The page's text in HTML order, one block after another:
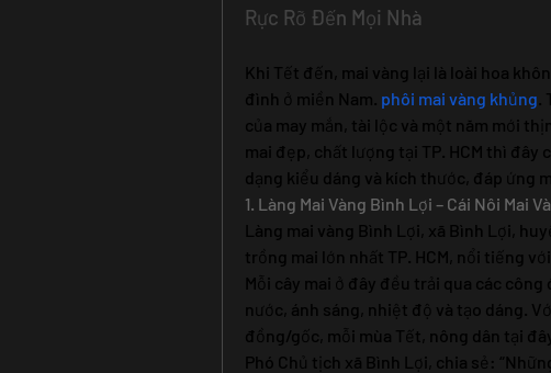
Rực Rỡ Đến Mọi Nhà
Khi Tết đến, mai vàng lại là loài hoa
đình ở miền Nam. phôi mai vàng khủng.
của may mắn, tài lộc và một năm mới
mai đẹp, chất lượng tại TP. HCM thì đây
dạng kiểu dáng và kích thước, đáp ứng
1. Làng Mai Vàng Bình Lợi – Cái Nôi Mai
Làng mai vàng Bình Lợi, xã Bình Lợi,
trồng mai lớn nhất TP. HCM, nổi tiếng
Mỗi cây mai ở đây đều trải qua các
nước, ánh sáng, nhiệt độ và tạo dáng.
đồng/gốc, mỗi mùa Tết, nông dân tại
Phó Chủ tịch xã Bình Lợi, chia sẻ: